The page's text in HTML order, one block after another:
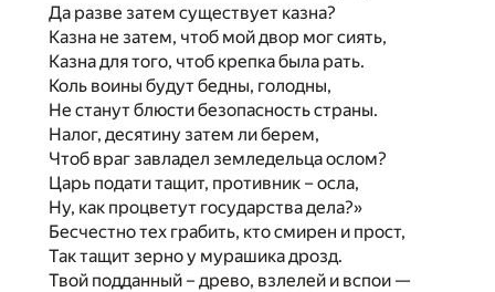
Да разве затем существует казна?
Казна не затем, чтоб мой двор мог сиять,
Казна для того, чтоб крепка была рать.
Коль воины будут бедны, голодны,
Не станут блюсти безопасность страны.
Налог, десятину затем ли берем,
Чтоб враг завладел земледельца ослом?
Царь подати тащит, противник – осла,
Ну, как процветут государства дела?»
Бесчестно тех грабить, кто смирен и прост,
Так тащит зерно у мурашика дрозд.
Твой подданный – древо, взлелей и вспои —